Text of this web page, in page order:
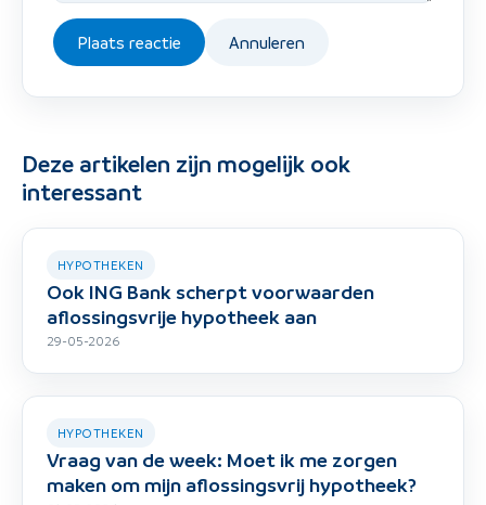
Plaats reactie Annuleren
Deze artikelen zijn mogelijk ook
interessant
HYPOTHEKEN
Ook ING Bank scherpt voorwaarden
aflossingsvrije hypotheek aan
29-05-2026
HYPOTHEKEN
Vraag van de week: Moet ik me zorgen
maken om mijn aflossingsvrij hypotheek?